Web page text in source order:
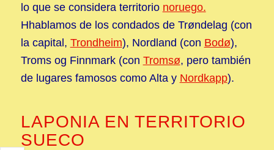
lo que se considera territorio noruego.
Hhablamos de los condados de Trøndelag (con
la capital, Trondheim), Nordland (con Bodø),
Troms og Finnmark (con Tromsø, pero también
de lugares famosos como Alta y Nordkapp).
LAPONIA EN TERRITORIO
SUECO